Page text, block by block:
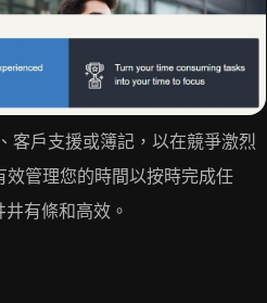
客戶支援或簿記，以在競爭激烈
管理您的時間以按時完成任
有條和高效。